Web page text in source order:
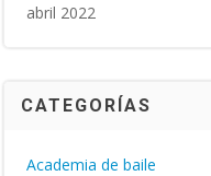
abril 2022
CATEGORÍAS
Academia de baile